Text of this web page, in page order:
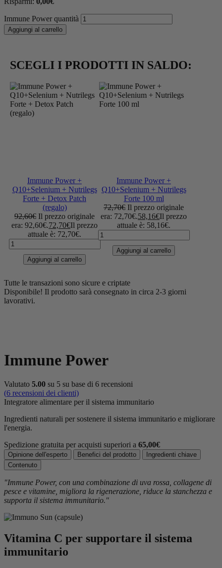
Immune Power quantità
Aggiungi al carrello
SCEGLI I PRODOTTI IN SALDO:
Immune Power +
Q10+Selenium + Nutrilegs
Forte + Detox Patch
(regalo)
92,60€ Il prezzo originale
era: 92,60€.72,70€Il prezzo
attuale è: 72,70€.
Aggiungi al carrello
Immune Power +
Q10+Selenium + Nutrilegs
Forte 100 ml
72,70€ Il prezzo originale
era: 72,70€.58,16€Il prezzo
attuale è: 58,16€.
Aggiungi al carrello
Tutte le transazioni sono sicure e criptate
Disponibile! Il prodotto sarà consegnato in circa 2-3 giorni
lavorativi.
Immune Power
Valutato 5.00 su 5 su base di 6 recensioni
(6 recensioni dei clienti)
Integratore alimentare per il sistema immunitario
Ingredienti naturali per sostenere il sistema immunitario e migliorare
l'energia.
Spedizione gratuita per acquisti superiori a 65,00€
Opinione dell'esperto Benefici del prodotto
Ingredienti chiave
Contenuto
"Immune Power, con una combinazione di uva rossa, collagene di
pesce e vitamine, migliora la rigenerazione, riduce la stanchezza e
supporta il sistema immunitario."
Vitamina C per supportare il sistema
immunitario